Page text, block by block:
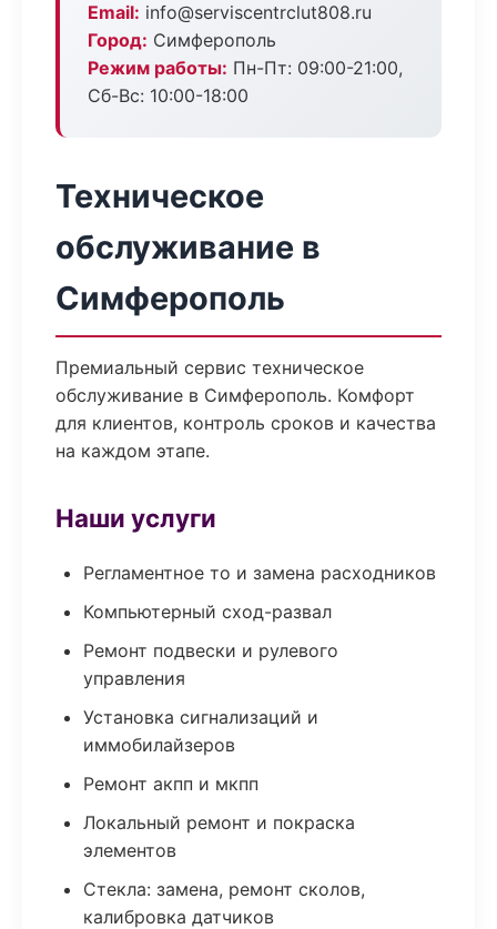
Email: info@serviscentrclut808.ru
Город: Симферополь
Режим работы: Пн-Пт: 09:00-21:00,
Сб-Вс: 10:00-18:00
Техническое
обслуживание в
Симферополь
Премиальный сервис техническое
обслуживание в Симферополь. Комфорт
для клиентов, контроль сроков и качества
на каждом этапе.
Наши услуги
Регламентное то и замена расходников
Компьютерный сход-развал
Ремонт подвески и рулевого
управления
Установка сигнализаций и
иммобилайзеров
Ремонт акпп и мкпп
Локальный ремонт и покраска
элементов
Стекла: замена, ремонт сколов,
калибровка датчиков